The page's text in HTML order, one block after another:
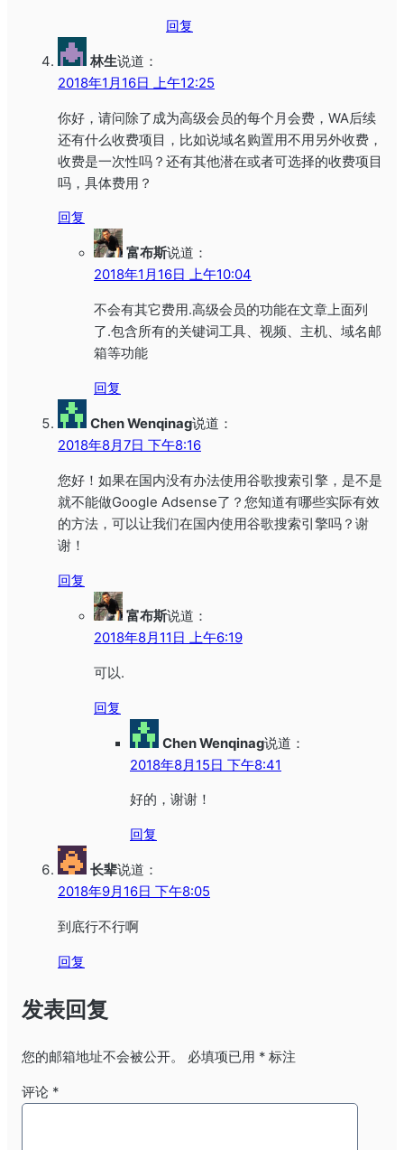
回复
林生说道：
2018年1月16日 上午12:25
你好，请问除了成为高级会员的每个月会费，WA后续
还有什么收费项目，比如说域名购置用不用另外收费，
收费是一次性吗？还有其他潜在或者可选择的收费项目
吗，具体费用？
回复
富布斯说道：
2018年1月16日 上午10:04
不会有其它费用.高级会员的功能在文章上面列
了.包含所有的关键词工具、视频、主机、域名邮
箱等功能
回复
Chen Wenqinag说道：
2018年8月7日 下午8:16
您好！如果在国内没有办法使用谷歌搜索引擎，是不是
就不能做Google Adsense了？您知道有哪些实际有效
的方法，可以让我们在国内使用谷歌搜索引擎吗？谢
谢！
回复
富布斯说道：
2018年8月11日 上午6:19
可以.
回复
Chen Wenqinag说道：
2018年8月15日 下午8:41
好的，谢谢！
回复
长辈说道：
2018年9月16日 下午8:05
到底行不行啊
回复
发表回复
您的邮箱地址不会被公开。 必填项已用 * 标注
评论 *